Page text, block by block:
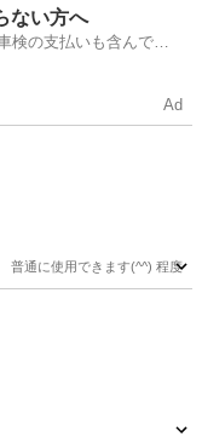
タン
ない方へ
検の支払いも含んでい
Ad
通に使用できます(^^) 程度は